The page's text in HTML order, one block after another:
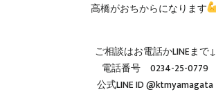
高橋がおちからになります
ご相談はお電話かLINEまで↓
電話番号 0234-25-0779
公式LINE ID @ktmyamagata